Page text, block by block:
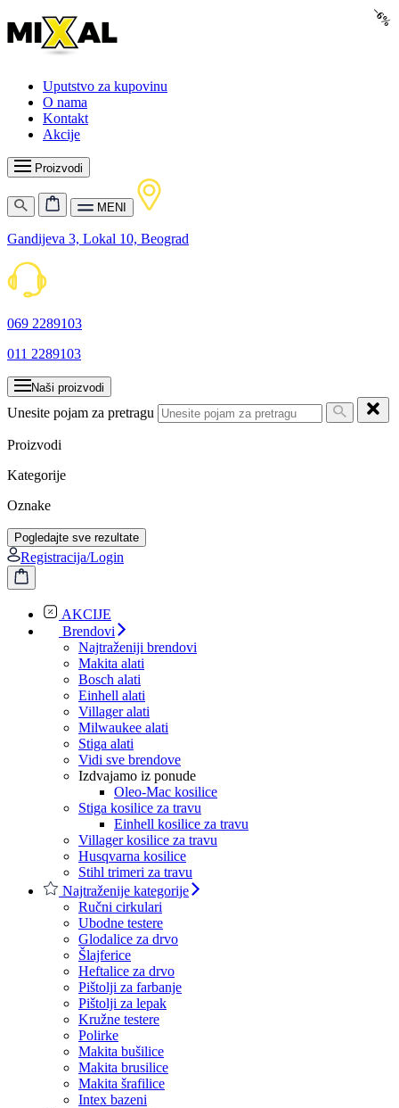
Uputstvo za kupovinu
O nama
Kontakt
Akcije
Proizvodi
MENI
Gandijeva 3, Lokal 10, Beograd
069 2289103
011 2289103
Naši proizvodi
Unesite pojam za pretragu
Proizvodi
Kategorije
Oznake
Pogledajte sve rezultate
Registracija/Login
AKCIJE
Brendovi
Najtraženiji brendovi
Makita alati
Bosch alati
Einhell alati
Villager alati
Milwaukee alati
Stiga alati
Vidi sve brendove
Izdvajamo iz ponude
Oleo-Mac kosilice
Stiga kosilice za travu
Einhell kosilice za travu
Villager kosilice za travu
Husqvarna kosilice
Stihl trimeri za travu
Najtraženije kategorije
Ručni cirkulari
Ubodne testere
Glodalice za drvo
Šlajferice
Heftalice za drvo
Pištolji za farbanje
Pištolji za lepak
Kružne testere
Polirke
Makita bušilice
Makita brusilice
Makita šrafilice
Intex bazeni
−6%